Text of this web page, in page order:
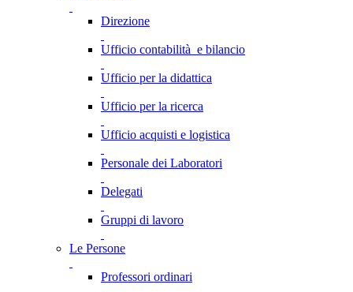
Direzione
Ufficio contabilità e bilancio
Ufficio per la didattica
Ufficio per la ricerca
Ufficio acquisti e logistica
Personale dei Laboratori
Delegati
Gruppi di lavoro
Le Persone
Professori ordinari